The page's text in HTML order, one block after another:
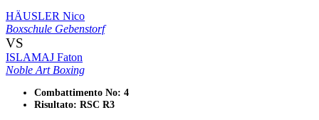
HÄUSLER Nico
Boxschule Gebenstorf
VS
ISLAMAJ Faton
Noble Art Boxing
Combattimento No: 4
Risultato: RSC R3